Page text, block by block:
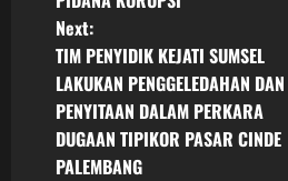
n
a
v
Next:
TIM PENYIDIK KEJATI SUMSEL
LAKUKAN PENGGELEDAHAN DAN
PENYITAAN DALAM PERKARA
DUGAAN TIPIKOR PASAR CINDE
PALEMBANG